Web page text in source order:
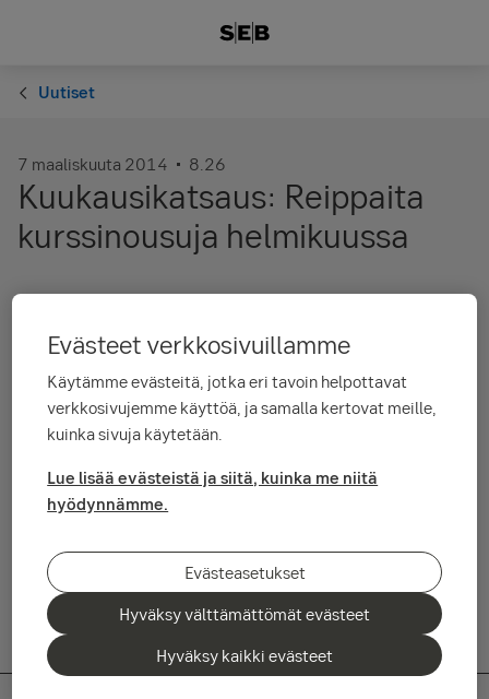
Uutiset
7 maaliskuuta 2014 8.26
Kuukausikatsaus: Reippaita
kurssinousuja helmikuussa
Kokonaisuutena suhdannekuva on ennallaan
eikä taloustilastoinnista nouse esille syitä
pelätä, ettei suhdanne olisi piristymässä.
Helmikuussa taloustilastojen taso säilyi pääsääntöisesti
ennallaan, vaikka positiiviset yllätykset vähenivät selvästi.
Globaalia suhdannekuvaa ei yhden kuukauden tilastointi
helposti muuta, mutta lyhyen aikavälin epävarmuuksia
tilastopettymyksistä saadaan aikaan.
Lue maaliskuun kuukausikatsaus tästä
Evästeet verkkosivuillamme
Käytämme evästeitä, jotka eri tavoin helpottavat
verkkosivujemme käyttöä, ja samalla kertovat meille,
kuinka sivuja käytetään.
Lue lisää evästeistä ja siitä, kuinka me niitä
hyödynnämme.
Evästeasetukset
Hyväksy välttämättömät evästeet
Hyväksy kaikki evästeet